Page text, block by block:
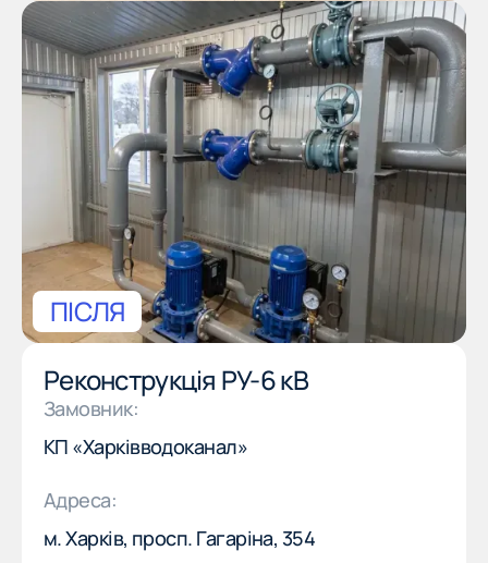
ПІСЛЯ
Реконструкція РУ-6 кВ
Замовник:
КП «Харківводоканал»
Адреса:
м. Харків, просп. Гагаріна, 354
(057) 777-77-77
ПРО КОМПАНІЮ